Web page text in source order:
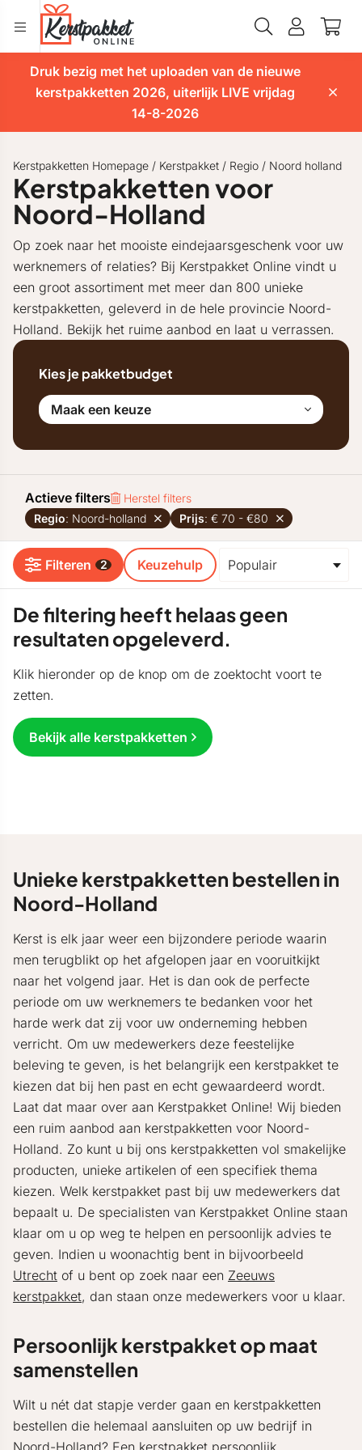
Druk bezig met het uploaden van de nieuwe
kerstpakketten 2026, uiterlijk LIVE vrijdag
14-8-2026
Kerstpakketten Homepage / Kerstpakket / Regio / Noord holland
Kerstpakketten voor
Noord-Holland
Op zoek naar het mooiste eindejaarsgeschenk voor uw
werknemers of relaties? Bij Kerstpakket Online vindt u
een groot assortiment met meer dan 800 unieke
kerstpakketten, geleverd in de hele provincie Noord-
Holland. Bekijk het ruime aanbod en laat u verrassen.
Kies je pakketbudget
Maak een keuze
Actieve filters
Herstel filters
Regio: Noord-holland Prijs: € 70 - €80
Filteren 2 Keuzehulp
De filtering heeft helaas geen
resultaten opgeleverd.
Klik hieronder op de knop om de zoektocht voort te
zetten.
Bekijk alle kerstpakketten
Unieke kerstpakketten bestellen in
Noord-Holland
Kerst is elk jaar weer een bijzondere periode waarin
men terugblikt op het afgelopen jaar en vooruitkijkt
naar het volgend jaar. Het is dan ook de perfecte
periode om uw werknemers te bedanken voor het
harde werk dat zij voor uw onderneming hebben
verricht. Om uw medewerkers deze feestelijke
beleving te geven, is het belangrijk een kerstpakket te
kiezen dat bij hen past en echt gewaardeerd wordt.
Laat dat maar over aan Kerstpakket Online! Wij bieden
een ruim aanbod aan kerstpakketten voor Noord-
Holland. Zo kunt u bij ons kerstpakketten vol smakelijke
producten, unieke artikelen of een specifiek thema
kiezen. Welk kerstpakket past bij uw medewerkers dat
bepaalt u. De specialisten van Kerstpakket Online staan
klaar om u op weg te helpen en persoonlijk advies te
geven. Indien u woonachtig bent in bijvoorbeeld
Utrecht of u bent op zoek naar een Zeeuws
kerstpakket, dan staan onze medewerkers voor u klaar.
Persoonlijk kerstpakket op maat
samenstellen
Wilt u nét dat stapje verder gaan en kerstpakketten
bestellen die helemaal aansluiten op uw bedrijf in
Noord-Holland? Een kerstpakket persoonlijk